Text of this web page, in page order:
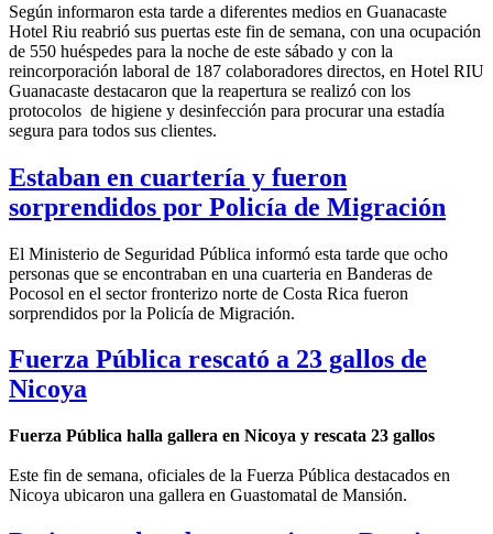
Según informaron esta tarde a diferentes medios en Guanacaste
Hotel Riu reabrió sus puertas este fin de semana, con una ocupación
de 550 huéspedes para la noche de este sábado y con la
reincorporación laboral de 187 colaboradores directos, en Hotel RIU
Guanacaste destacaron que la reapertura se realizó con los
protocolos de higiene y desinfección para procurar una estadía
segura para todos sus clientes.
Estaban en cuartería y fueron
sorprendidos por Policía de Migración
El Ministerio de Seguridad Pública informó esta tarde que ocho
personas que se encontraban en una cuarteria en Banderas de
Pocosol en el sector fronterizo norte de Costa Rica fueron
sorprendidos por la Policía de Migración.
Fuerza Pública rescató a 23 gallos de
Nicoya
Fuerza Pública halla gallera en Nicoya y rescata 23 gallos
Este fin de semana, oficiales de la Fuerza Pública destacados en
Nicoya ubicaron una gallera en Guastomatal de Mansión.